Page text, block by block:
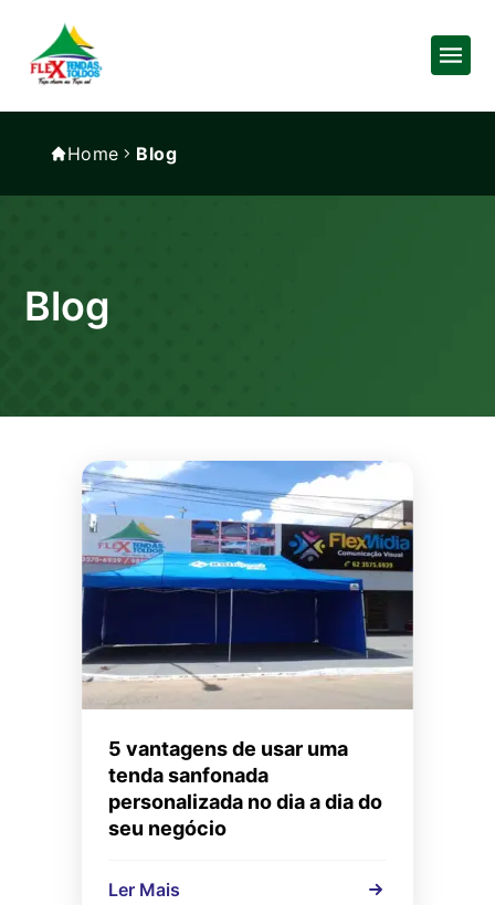
Home Blog
Blog
5 vantagens de usar uma
tenda sanfonada
personalizada no dia a dia do
seu negócio
Ler Mais